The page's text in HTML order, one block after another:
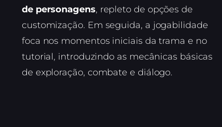
de personagens, repleto de opções de
customização. Em seguida, a jogabilidade
foca nos momentos iniciais da trama e no
tutorial, introduzindo as mecânicas básicas
de exploração, combate e diálogo.